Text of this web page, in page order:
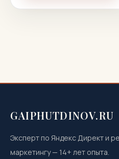
GAIPHUTDINOV.RU
Эксперт по Яндекс Директ и
маркетингу— 14+ лет опыта.